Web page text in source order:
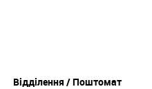
Відділення / Поштомат